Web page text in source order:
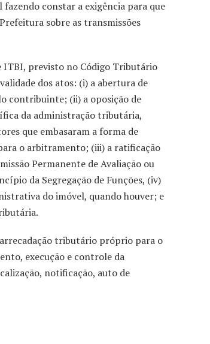
constar a exigência para que
sobre as transmissões
previsto no Código Tributário
dos atos: (i) a abertura de
contribuinte; (ii) a oposição de
da administração tributária,
que embasaram a forma de
o arbitramento; (iii) a ratificação
Permanente de Avaliação ou
da Segregação de Funções, (iv)
do imóvel, quando houver; e
tributário próprio para o
execução e controle da
notificação, auto de